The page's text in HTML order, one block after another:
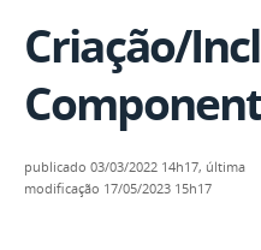
Criação/
publicado 03/03/2022 14h17, última
modificação 17/05/2023 15h17